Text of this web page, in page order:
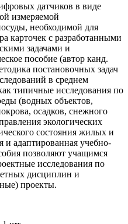
датчиков в виде
измеряемой
необходимой для
карточек с разработанными
задачами и
пособие (автор канд.
постановочных задач
в среднем
типичные исследования по
(водных объектов,
осадков, снежного
экологических
состояния жилых и
адаптированная учебно-
позволяют учащимся
исследования по
дисциплин и
проекты.